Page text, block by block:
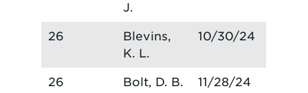
J.
26
Blevins,
K. L.
10/30/24
26 Bolt, D. B. 11/28/24